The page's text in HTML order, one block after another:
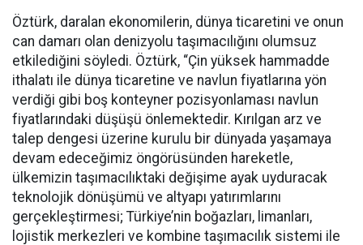
Öztürk, daralan ekonomilerin, dünya ticaretini ve onun
can damarı olan denizyolu taşımacılığını olumsuz
etkilediğini söyledi. Öztürk, “Çin yüksek hammadde
ithalatı ile dünya ticaretine ve navlun fiyatlarına yön
verdiği gibi boş konteyner pozisyonlaması navlun
fiyatlarındaki düşüşü önlemektedir. Kırılgan arz ve
talep dengesi üzerine kurulu bir dünyada yaşamaya
devam edeceğimiz öngörüsünden hareketle,
ülkemizin taşımacılıktaki değişime ayak uyduracak
teknolojik dönüşümü ve altyapı yatırımlarını
gerçekleştirmesi; Türkiye’nin boğazları, limanları,
lojistik merkezleri ve kombine taşımacılık sistemi ile